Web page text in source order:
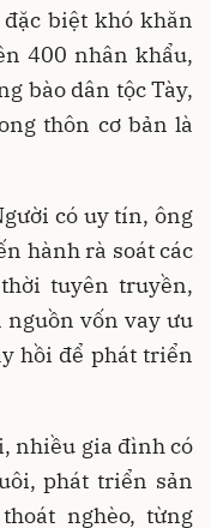
biệt khó khăn
400 nhân khẩu,
bào dân tộc Tày,
thôn cơ bản là
có uy tín, ông
hành rà soát các
tuyên truyền,
vốn vay ưu
hồi để phát triển
nhiều gia đình có
phát triển sản
nghèo, từng